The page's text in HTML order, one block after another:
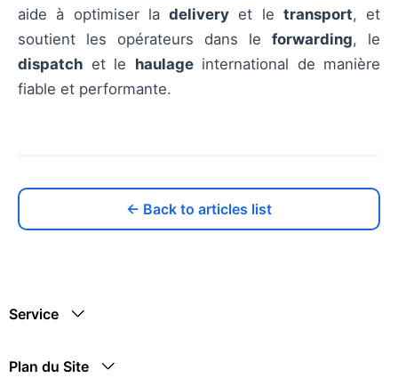
aide à optimiser la delivery et le transport, et
soutient les opérateurs dans le forwarding, le
dispatch et le haulageinternational de manière
fiable et performante.
← Back to articles list
Service
Plan du Site